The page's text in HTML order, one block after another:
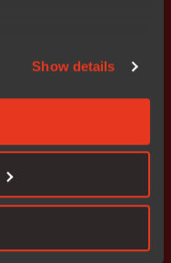
Show details
워크플로우 지원